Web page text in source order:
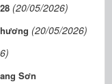
(20/05/2026)
(20/05/2026)
Sơn